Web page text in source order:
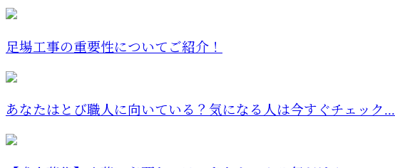
足場工事の重要性についてご紹介！
あなたはとび職人に向いている？気になる人は今すぐチェック...